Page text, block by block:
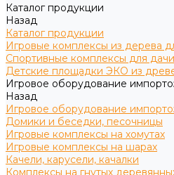
Каталог продукции
Назад
Каталог продукции
Игровые комплексы из дерева
Спортивные комплексы для дачи
Детские площадки ЭКО из
Игровое оборудование
Назад
Игровое оборудование
Домики и беседки, песочницы
Игровые комплексы на хомутах
Игровые комплексы на шарах
Качели, карусели, качалки
Комплексы на гнутых